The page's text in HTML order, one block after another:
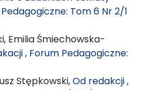
Tom 6 Nr 2/1
Emilia Śmiechowska-
, Forum Pedagogiczne:
Stępkowski,Od redakcji,